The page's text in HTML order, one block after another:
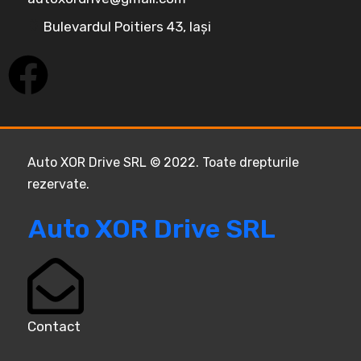
Bulevardul Poitiers 43, Iași
Auto XOR Drive SRL © 2022. Toate drepturile
rezervate.
Auto XOR Drive SRL
Contact